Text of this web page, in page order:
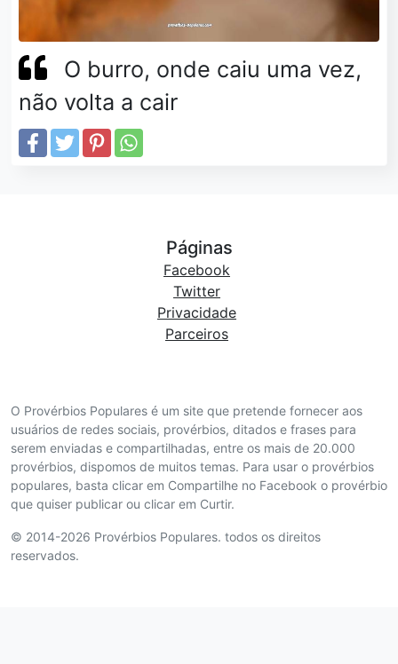
O burro, onde caiu uma vez,
não volta a cair
O Provérbios Populares é um site que pretende fornecer aos
usuários de redes sociais, provérbios, ditados e frases para
serem enviadas e compartilhadas, entre os mais de 20.000
provérbios, dispomos de muitos temas. Para usar o provérbios
populares, basta clicar em Compartilhe no Facebook o provérbio
que quiser publicar ou clicar em Curtir.
© 2014-2026 Provérbios Populares. todos os direitos
reservados.
Páginas
Facebook
Twitter
Privacidade
Parceiros